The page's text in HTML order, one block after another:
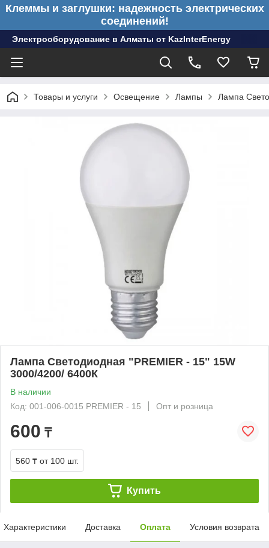
Клеммы и заглушки: надежность электрических
соединений!
Электрооборудование в Алматы от KazInterEnergy
Товары и услуги Освещение Лампы Лампа
Лампа Светодиодная "PREMIER - 15" 15W
3000/4200/ 6400К
В наличии
Код: 001-006-0015 PREMIER - 15
Опт и розница
600 ₸
560 ₸ от 100 шт.
Купить
Характеристики Доставка Оплата Условия возврата